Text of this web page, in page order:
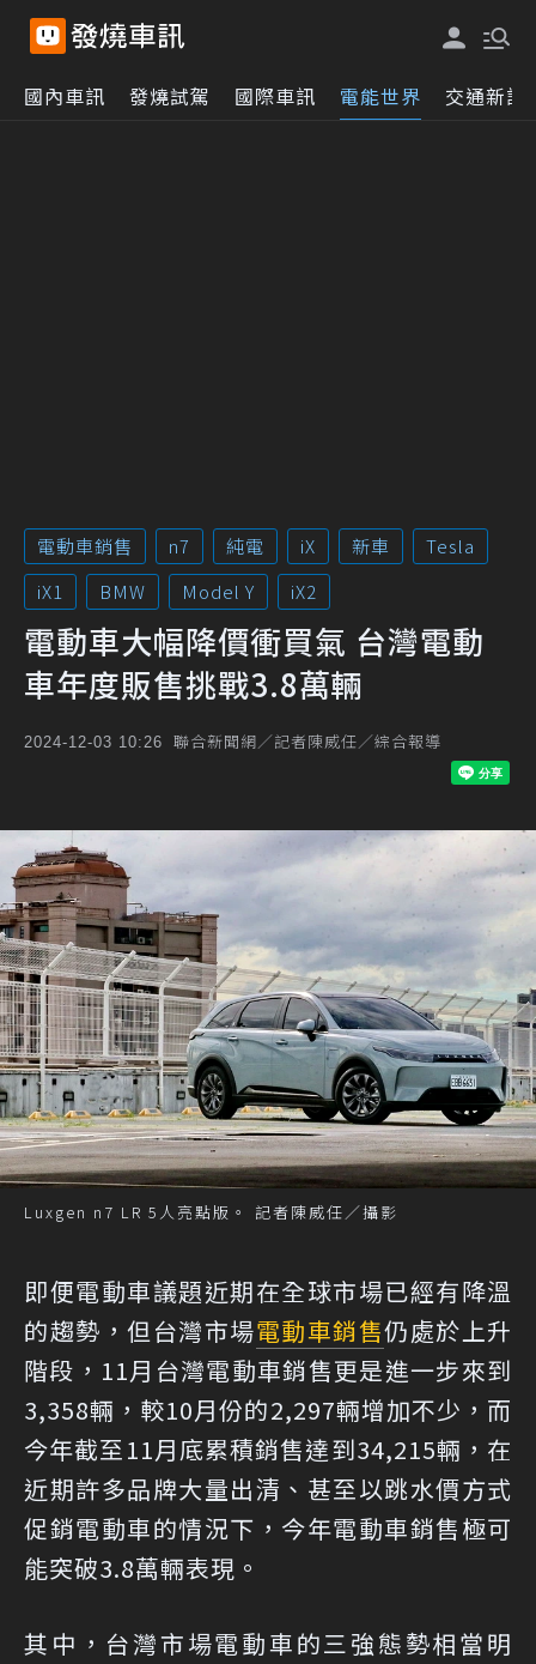
國內車訊 發燒試駕 國際車訊 電能世界 交通新訊
電動車銷售 n7 純電 iX 新車
Tesla
iX1
BMW Model Y iX2
電動車大幅降價衝買氣 台灣電動
車年度販售挑戰3.8萬輛
2024-12-03 10:26 聯合新聞網／記者陳威任／綜合報導
Luxgen n7 LR 5人亮點版。 記者陳威任／攝影
即便電動車議題近期在全球市場已經有降溫
的趨勢，但台灣市場電動車銷售仍處於上升
階段，11月台灣電動車銷售更是進一步來到
3,358輛，較10月份的2,297輛增加不少，而
今年截至11月底累積銷售達到34,215輛，在
近期許多品牌大量出清、甚至以跳水價方式
促銷電動車的情況下，今年電動車銷售極可
能突破3.8萬輛表現。
其中，台灣市場電動車的三強態勢相當明